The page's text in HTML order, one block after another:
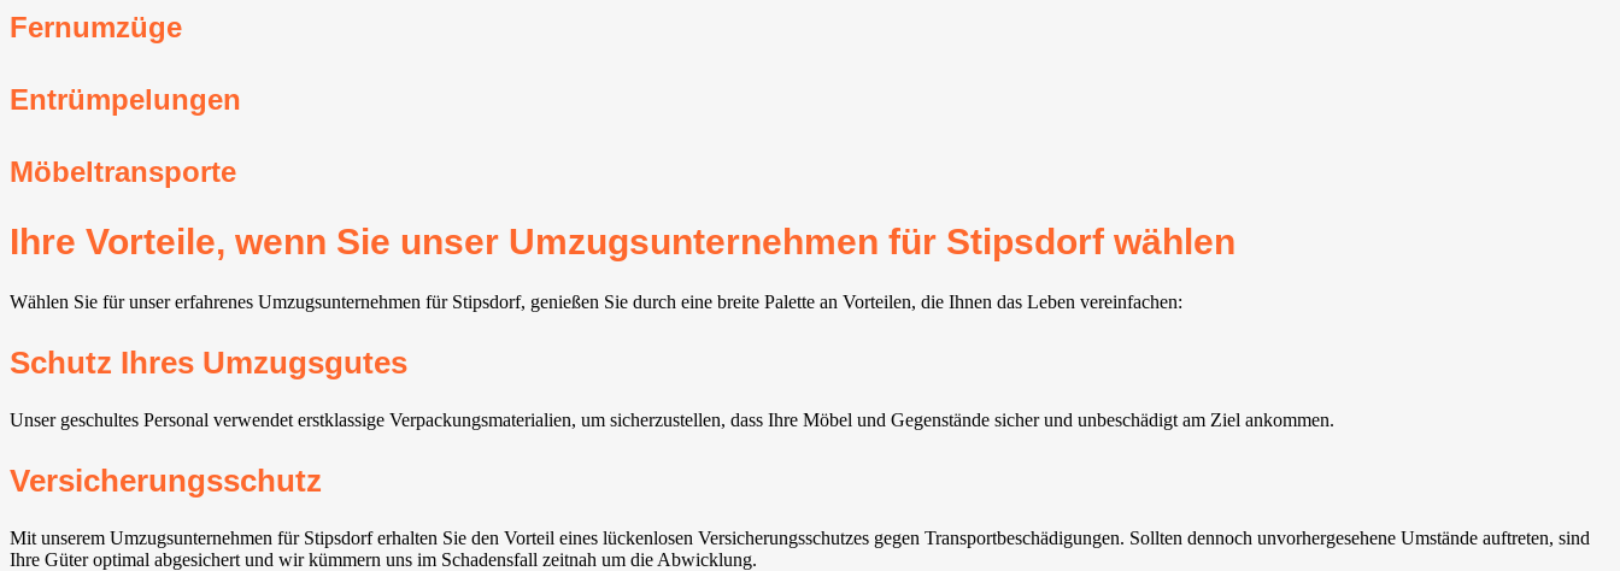
Fernumzüge
Entrümpelungen
Möbeltransporte
Ihre Vorteile, wenn Sie unser Umzugsunternehmen für Stipsdorf wählen
Wählen Sie für unser erfahrenes Umzugsunternehmen für Stipsdorf, genießen Sie durch eine breite Palette an Vorteilen, die Ihnen das Leben vereinfachen:
Schutz Ihres Umzugsgutes
Unser geschultes Personal verwendet erstklassige Verpackungsmaterialien, um sicherzustellen, dass Ihre Möbel und Gegenstände sicher und unbeschädigt am Ziel ankommen.
Versicherungsschutz
Mit unserem Umzugsunternehmen für Stipsdorf erhalten Sie den Vorteil eines lückenlosen Versicherungsschutzes gegen Transportbeschädigungen. Sollten dennoch unvorhergesehene Umstände auftreten, sind
Ihre Güter optimal abgesichert und wir kümmern uns im Schadensfall zeitnah um die Abwicklung.